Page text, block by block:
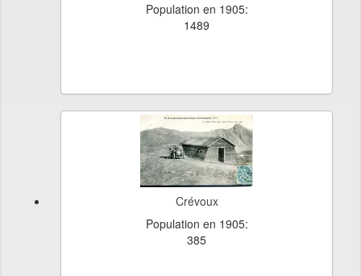
Population en 1905:
1489
Crévoux
Population en 1905:
385